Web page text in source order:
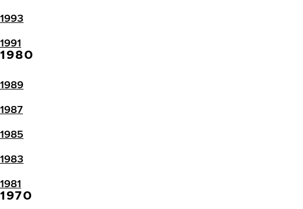
1993
1991
1980
1989
1987
1985
1983
1981
1970